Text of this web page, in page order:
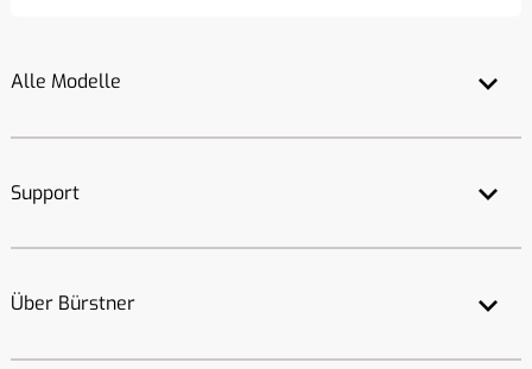
Alle Modelle
Support
Über Bürstner